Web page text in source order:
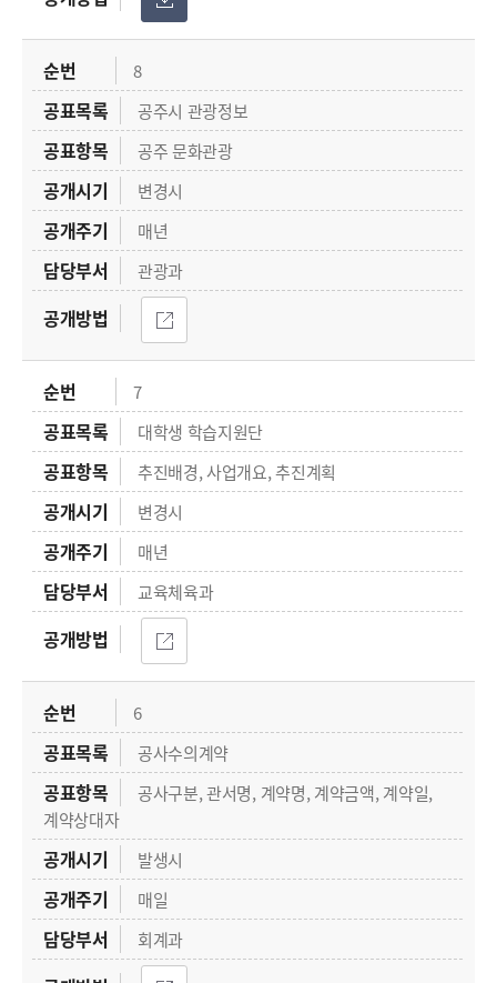
8
공주시 관광정보
공주 문화관광
변경시
매년
관광과
7
대학생 학습지원단
추진배경, 사업개요, 추진계획
변경시
매년
교육체육과
6
공사수의계약
공사구분, 관서명, 계약명, 계약금액, 계약일,
계약상대자
발생시
매일
회계과